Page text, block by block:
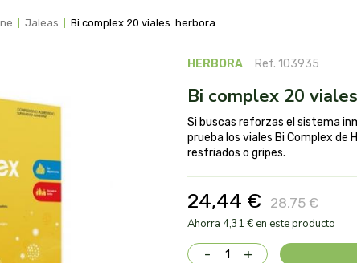
jaleas bi complex 20 viales. herbora
HERBORA Ref. 103935
bi complex 20
Si buscas reforzas el sistema
prueba los viales Bi Complex
resfriados o gripes.
24,44 € 28,75 €
Ahorra 4,31 € en este producto
- +